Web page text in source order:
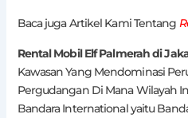
Baca juga Artikel Kami Tentang
Rental Mobil Elf Palmerah di
Kawasan Yang Mendominasi
Pergudangan Di Mana Wilayah
Bandara International yaitu